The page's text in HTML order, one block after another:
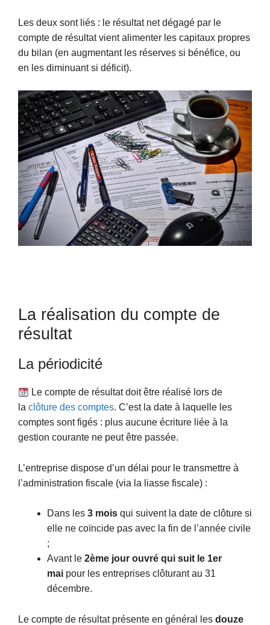
Les deux sont liés : le résultat net dégagé par le
compte de résultat vient alimenter les capitaux propres
du bilan (en augmentant les réserves si bénéfice, ou
en les diminuant si déficit).
La réalisation du compte de
résultat
La périodicité
Le compte de résultat doit être réalisé lors de
la clôture des comptes. C’est la date à laquelle les
comptes sont figés : plus aucune écriture liée à la
gestion courante ne peut être passée.
L’entreprise dispose d’un délai pour le transmettre à
l’administration fiscale (via la liasse fiscale) :
Dans les 3 mois qui suivent la date de clôture si
elle ne coïncide pas avec la fin de l’année civile
;
Avant le 2ème jour ouvré qui suit le 1er
mai pour les entreprises clôturant au 31
décembre.
Le compte de résultat présente en général les douze